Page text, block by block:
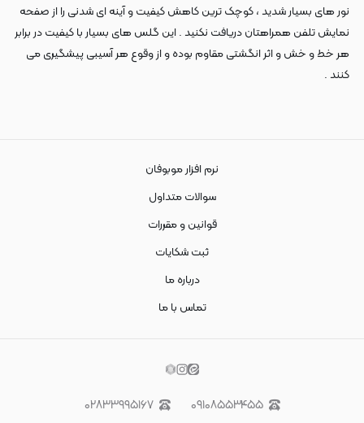
نور های بسیار شدید ، کوچک ترین کاهش کیفیت و آینه ای شدنی را از صفحه
نمایش تلفن همراهتان دریافت نکنید . این گلس های بسیار با کیفیت در برابر
هر خط و خش و اثر انگشتی مقاوم بوده و از وقوع هر آسیبی پیشگیری می
کنند .
نرم افزار موبوفان
سوالات متداول
قوانین و مقررات
ثبت شکایات
درباره ما
تماس با ما
۰۹۱۰۸۵۵۳۴۵۵ ۰۲۸۳۳۹۹۵۱۶۷